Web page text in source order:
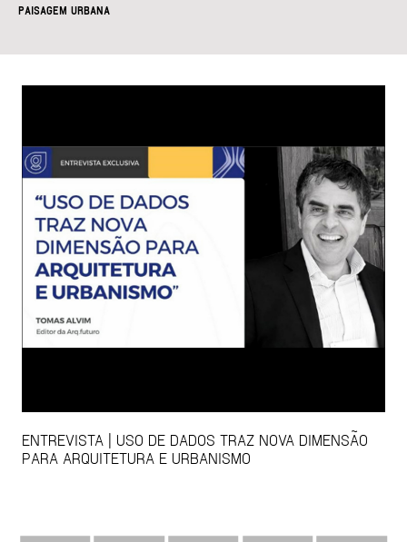
PAISAGEM URBANA
ENTREVISTA | USO DE DADOS TRAZ NOVA DIMENSÃO
PARA ARQUITETURA E URBANISMO